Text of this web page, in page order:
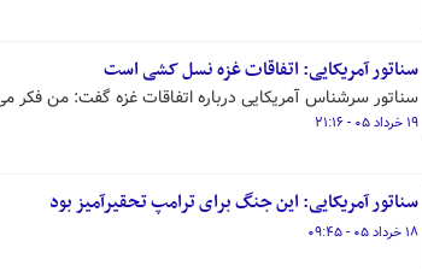
سناتور آمریکایی: اتفاقات غزه نسل کشی است
سناتور سرشناس آمریکایی درباره اتفاقات غزه گفت: من فکر
۱۹ خرداد ۰۵ - ۲۱:۱۶
سناتور آمریکایی: این جنگ برای ترامپ تحقیرآمیز بود
۱۸ خرداد ۰۵ - ۰۹:۴۵